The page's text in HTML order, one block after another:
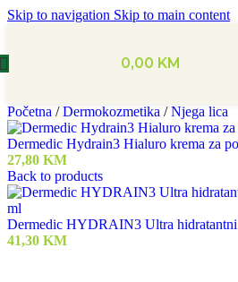
Skip to navigation Skip to main content
0,00 KM
Početna / Dermokozmetika / Njega lica
Dermedic Hydrain3 Hialuro krema za
27,80 KM
Back to products
Dermedic HYDRAIN3 Ultra hidratantni
41,30 KM